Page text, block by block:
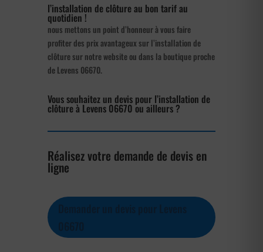
l’installation de clôture au bon tarif au
quotidien !
nous mettons un point d’honneur à vous faire
profiter des prix avantageux sur l’installation de
clôture sur notre website ou dans la boutique proche
de Levens 06670.
Vous souhaitez un devis pour l’installation de
clôture à Levens 06670 ou ailleurs ?
Réalisez votre demande de devis en
ligne